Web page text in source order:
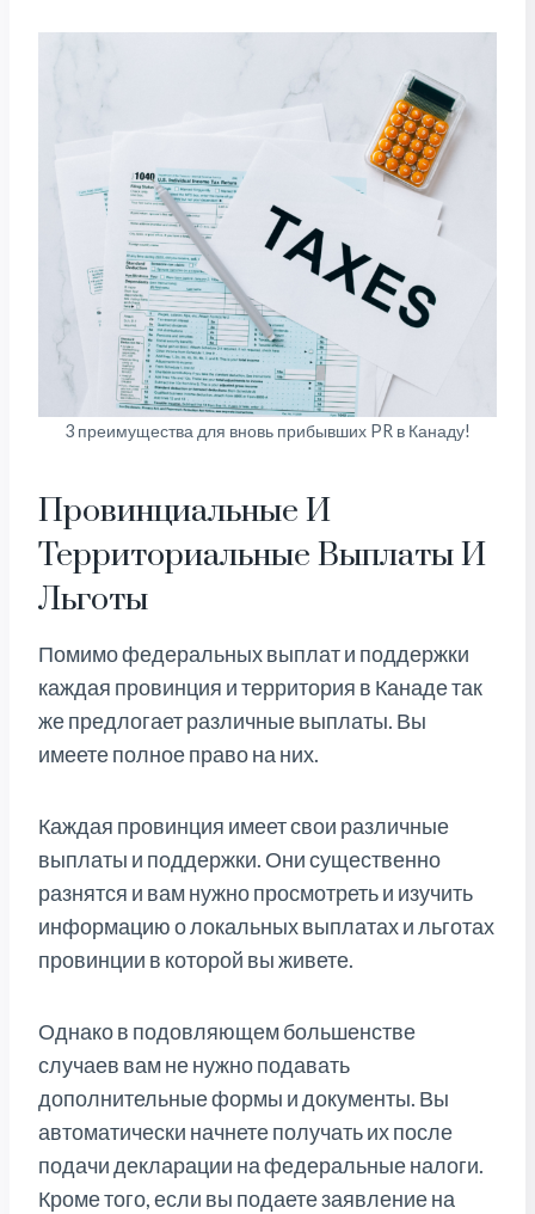
3 преимущества для вновь прибывших PR в Канаду!
Провинциальные И
Территориальные Выплаты И
Льготы
Помимо федеральных выплат и поддержки
каждая провинция и территория в Канаде так
же предлогает различные выплаты. Вы
имеете полное право на них.
Каждая провинция имеет свои различные
выплаты и поддержки. Они существенно
разнятся и вам нужно просмотреть и изучить
информацию о локальных выплатах и льготах
провинции в которой вы живете.
Однако в подовляющем большенстве
случаев вам не нужно подавать
дополнительные формы и документы. Вы
автоматически начнете получать их после
подачи декларации на федеральные налоги.
Кроме того, если вы подаете заявление на